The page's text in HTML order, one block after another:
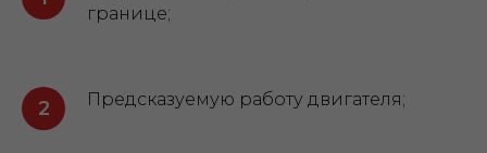
границе;
Предсказуемую работу двигателя;